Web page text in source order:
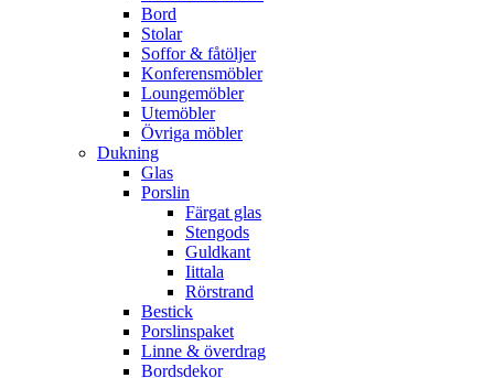
Bord
Stolar
Soffor & fåtöljer
Konferensmöbler
Loungemöbler
Utemöbler
Övriga möbler
Dukning
Glas
Porslin
Färgat glas
Stengods
Guldkant
Iittala
Rörstrand
Bestick
Porslinspaket
Linne & överdrag
Bordsdekor